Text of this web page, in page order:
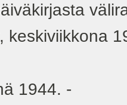
keskiviikkona
1944. -